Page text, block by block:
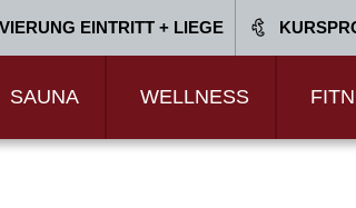
EINTRITT + LIEGE
SAUNA WELLNESS